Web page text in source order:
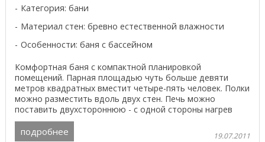
Категория: бани
Материал стен: бревно естественной влажности
Особенности: баня с бассейном
Комфортная баня с компактной планировкой
помещений. Парная площадью чуть больше девяти
метров квадратных вместит четыре-пять человек. Полки
можно разместить вдоль двух стен. Печь можно
поставить двухстороннюю - с одной стороны нагрев
парной, с ...
подробнее 19.07.2011